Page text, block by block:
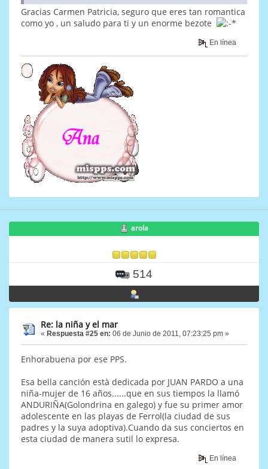
Gracias Carmen Patricia, seguro que eres tan romantica
como yo , un saludo para ti y un enorme bezote
En línea
arola
514
Re: la niña y el mar
« Respuesta #25 en: 06 de Junio de 2011, 07:23:25 pm »
Enhorabuena por ese PPS.
Esa bella canción està dedicada por JUAN PARDO a una
niña-mujer de 16 años......que en sus tiempos la llamó
ANDURIÑA(Golondrina en galego) y fue su primer amor
adolescente en las playas de Ferrol(la ciudad de sus
padres y la suya adoptiva).Cuando da sus conciertos en
esta ciudad de manera sutil lo expresa.
En línea